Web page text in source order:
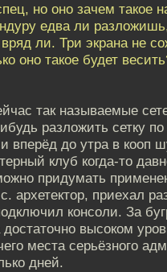
но оно зачем такое
едва ли
ли. Три экрана не
оно такое будет
так называемые
разложить сетку
вперёд до утра в кооп
клуб когда-то
придумать
архетектор, приехал
консоли. За
достаточно высоком
места серьёзного
дней.